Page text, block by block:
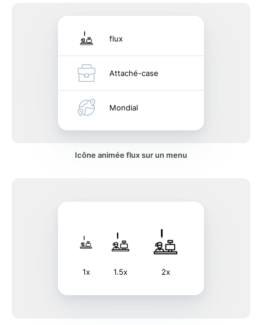
flux
Attaché-case
Mondial
Icône animée flux sur un menu
1x 1.5x 2x